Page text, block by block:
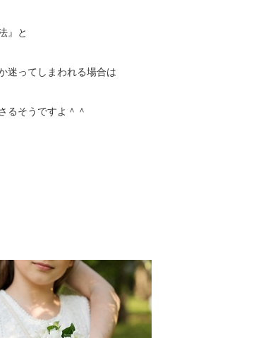
』と
迷ってしまわれる場合は
るそうですよ＾＾